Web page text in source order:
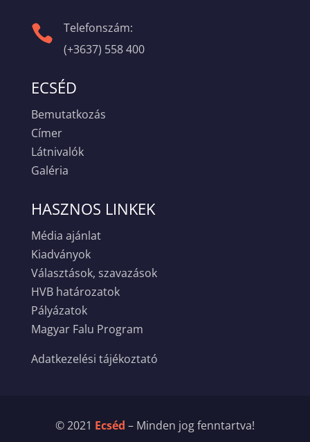

Telefonszám:
(+3637) 558 400
ECSÉD
Bemutatkozás
Címer
Látnivalók
Galéria
HASZNOS LINKEK
Média ajánlat
Kiadványok
Választások, szavazások
HVB határozatok
Pályázatok
Magyar Falu Program
Adatkezelési tájékoztató
© 2021 Ecséd – Minden jog fenntartva!